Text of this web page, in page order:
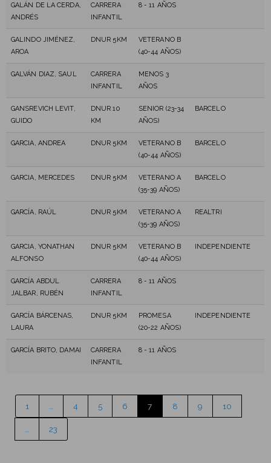
GALÁN DE LA CERDA,
ANDRÉS
CARRERA
INFANTIL
8 - 11 AÑOS
GALINDO JIMÉNEZ,
AROA
DNUR 5KM
VETERANO B
(40-44 AÑOS)
GALVÁN DIAZ, SAUL
CARRERA
INFANTIL
MENOS 3
AÑOS
GANSREVICH LEVIT,
GUIDO
DNUR 10
KM
SENIOR (23-34
AÑOS)
BARCELO
GARCIA, ANDREA DNUR 5KM
VETERANO B
(40-44 AÑOS)
BARCELO
GARCIA, MERCEDES DNUR 5KM
VETERANO A
(35-39 AÑOS)
BARCELO
GARCÍA, RAÚL DNUR 5KM
VETERANO A
(35-39 AÑOS)
REALTRI
GARCIA, YONATHAN
ALFONSO
DNUR 5KM
VETERANO B
(40-44 AÑOS)
INDEPENDIENTE
GARCÍA ABDUL
JALBAR, RUBÉN
CARRERA
INFANTIL
8 - 11 AÑOS
GARCÍA BÁRCENAS,
LAURA
DNUR 5KM
PROMESA
(20-22 AÑOS)
INDEPENDIENTE
GARCÍA BRITO, DAMAI
CARRERA
INFANTIL
8 - 11 AÑOS
1 4 5 6 7 8 9 10
23